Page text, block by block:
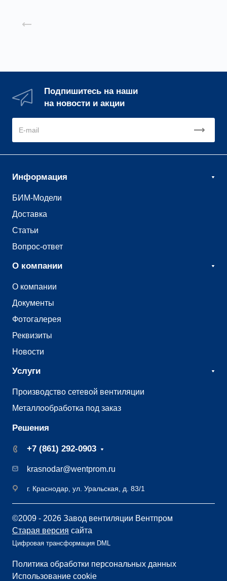
Подпишитесь на наши
на новости и акции
Информация
БИМ-Модели
Доставка
Статьи
Вопрос-ответ
О компании
О компании
Документы
Фотогалерея
Реквизиты
Новости
Услуги
Производство сетевой вентиляции
Металлообработка под заказ
Решения
+7 (861) 292-0903
krasnodar@wentprom.ru
г. Краснодар, ул. Уральская, д. 83/1
©2009 - 2026 Завод вентиляции Вентпром
Старая версия сайта
Цифровая трансформация DML
Политика обработки персональных данных
Использование cookie